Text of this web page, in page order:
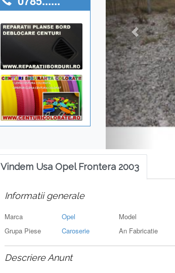
Vindem Usa Opel Frontera 2003
Informatii generale
Marca Opel Model
Grupa Piese
Caroserie An Fabricatie
Descriere Anunt